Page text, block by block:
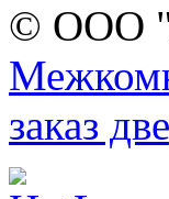
© ООО
заказ